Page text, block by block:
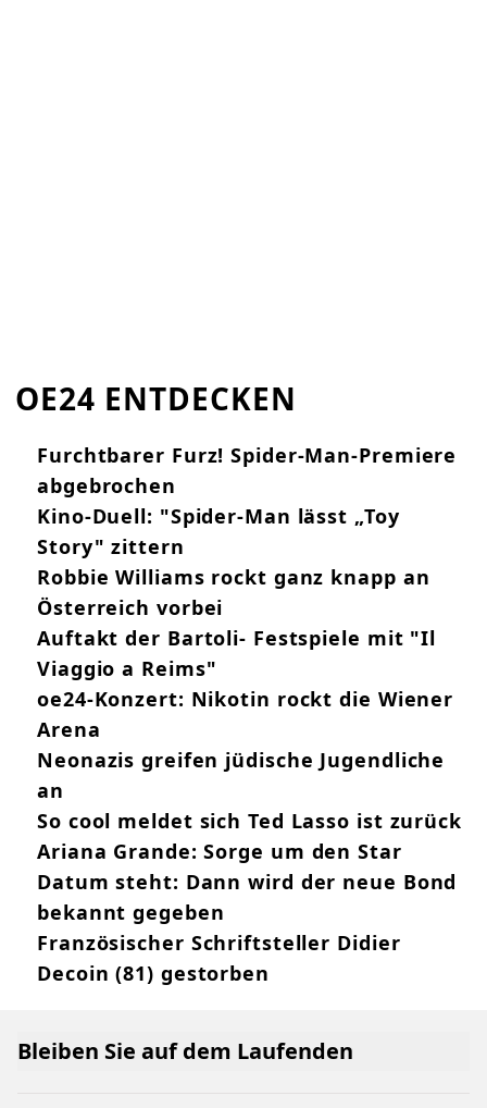
OE24 ENTDECKEN
Furchtbarer Furz! Spider-Man-Premiere
abgebrochen
Kino-Duell: "Spider-Man lässt „Toy
Story" zittern
Robbie Williams rockt ganz knapp an
Österreich vorbei
Auftakt der Bartoli- Festspiele mit "Il
Viaggio a Reims"
oe24-Konzert: Nikotin rockt die Wiener
Arena
Neonazis greifen jüdische Jugendliche
an
So cool meldet sich Ted Lasso ist zurück
Ariana Grande: Sorge um den Star
Datum steht: Dann wird der neue Bond
bekannt gegeben
Französischer Schriftsteller Didier
Decoin (81) gestorben
Bleiben Sie auf dem Laufenden